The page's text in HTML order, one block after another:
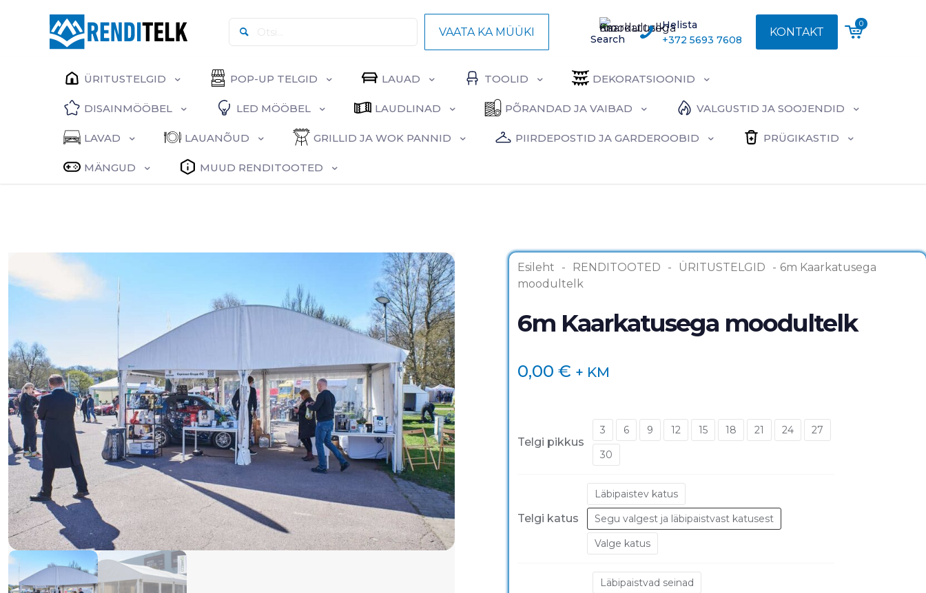
VAATA KA MÜÜKI
Search
Helista
+372 5693 7608
KONTAKT
0
ÜRITUSTELGID POP-UP TELGID LAUAD TOOLID DEKORATSIOONID
DISAINMÖÖBEL LED MÖÖBEL LAUDLINAD PÕRANDAD JA VAIBAD VALGUSTID JA SOOJENDID
LAVAD LAUANÕUD GRILLID JA WOK PANNID PIIRDEPOSTID JA GARDEROOBID PRÜGIKASTID
MÄNGUD MUUD RENDITOOTED
Esileht - RENDITOOTED - ÜRITUSTELGID - 6m Kaarkatusega
moodultelk
6m Kaarkatusega moodultelk
0,00€ + KM
Telgi pikkus
3 6 9 12 15 18 21 24
27
30
Telgi katus
Läbipaistev katus
Segu valgest ja läbipaistvast katusest
Valge katus
Läbipaistvad seinad